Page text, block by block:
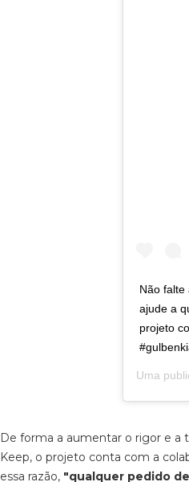
Não falte
ajude a
projeto
Uma
De forma a aumentar o rigor e a
Keep, o projeto conta com a
essa razão, "qualquer pedido